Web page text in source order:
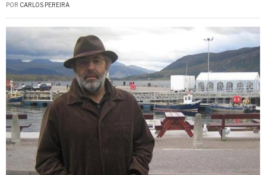
POR CARLOS PEREIRA